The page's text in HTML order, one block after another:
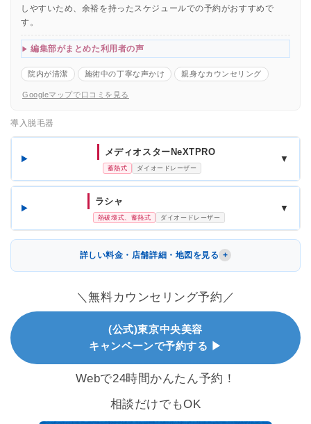
しやすいため、余裕を持ったスケジュールでの予約がおすすめで
す。
編集部がまとめた利用者の声
院内が清潔 施術中の丁寧な声かけ 親身なカウンセリング
Googleマップで口コミを見る
導入脱毛器
メディオスターNeXTPRO
蓄熱式 ダイオードレーザー
▼
ラシャ
熱破壊式、蓄熱式 ダイオードレーザー
▼
詳しい料金・店舗詳細・地図を見る
＼無料カウンセリング予約／
(公式)東京中央美容
キャンペーンで予約する ▶
Webで24時間かんたん予約！
相談だけでもOK